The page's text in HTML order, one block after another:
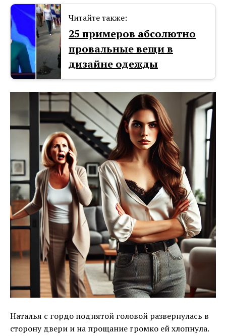
Читайте также:
25 примеров абсолютно
провальные вещи в
дизайне одежды
Наталья с гордо поднятой головой развернулась в
сторону двери и на прощание громко ей хлопнула.